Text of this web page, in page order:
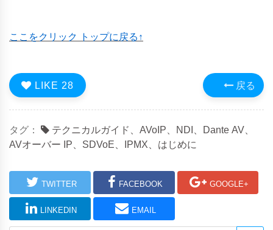
ここをクリック トップに戻る↑
戻る
LIKE 28
タグ：
テクニカルガイド、AVoIP、NDI、Dante AV、
AVオーバー IP、SDVoE、IPMX、はじめに
TWITTER FACEBOOK GOOGLE+
LINKEDIN EMAIL